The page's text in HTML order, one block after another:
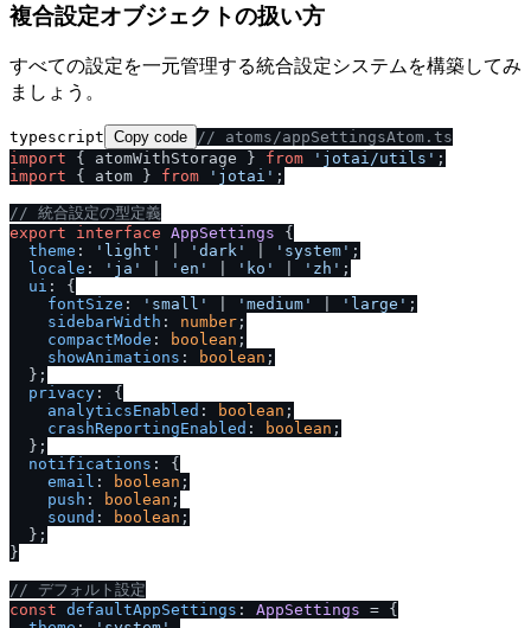
複合設定オブジェクトの扱い方
すべての設定を一元管理する統合設定システムを構築してみ
ましょう。
typescript Copy code // atoms/appSettingsAtom.ts
import { atomWithStorage } from 'jotai/utils'
import { atom } from 'jotai' ;
// 統合設定の型定義
export
interface AppSettings {
theme : 'light' 'dark' 'system' ;
locale : 'ja' 'en' 'ko' 'zh' ;
ui : {
fontSize : 'small' 'medium' 'large' ;
sidebarWidth : number ;
compactMode : boolean ;
showAnimations : boolean ;
  };
privacy : {
analyticsEnabled : boolean ;
crashReportingEnabled : boolean ;
  };
notifications : {
email : boolean ;
push : boolean ;
sound : boolean ;
  };
}
// デフォルト設定
const defaultAppSettings : AppSettings = {